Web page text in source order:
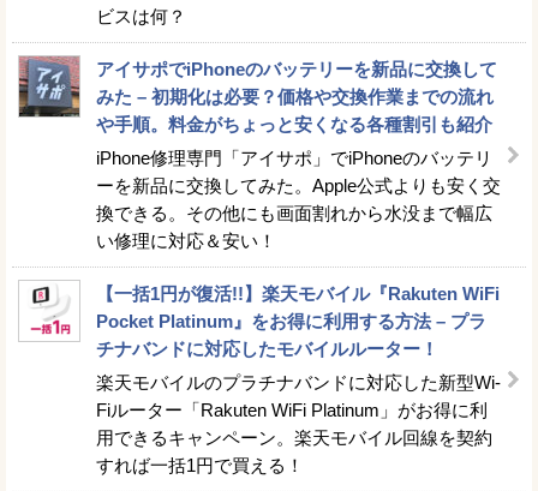
ビスは何？
アイサポでiPhoneのバッテリーを新品に交換して
みた – 初期化は必要？価格や交換作業までの流れ
や手順。料金がちょっと安くなる各種割引も紹介
iPhone修理専門「アイサポ」でiPhoneのバッテリ
ーを新品に交換してみた。Apple公式よりも安く交
換できる。その他にも画面割れから水没まで幅広
い修理に対応＆安い！
【一括1円が復活!!】楽天モバイル『Rakuten WiFi
Pocket Platinum』をお得に利用する方法 – プラ
チナバンドに対応したモバイルルーター！
楽天モバイルのプラチナバンドに対応した新型Wi-
Fiルーター「Rakuten WiFi Platinum」がお得に利
用できるキャンペーン。楽天モバイル回線を契約
すれば一括1円で買える！